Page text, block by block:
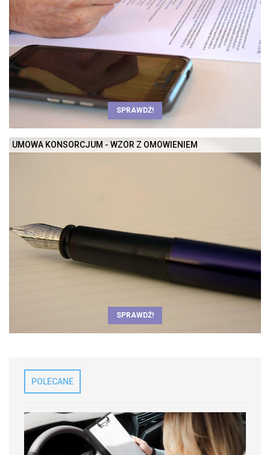
SPRAWDŹ!
UMOWA KONSORCJUM - WZÓR Z OMÓWIENIEM
SPRAWDŹ!
POLECANE